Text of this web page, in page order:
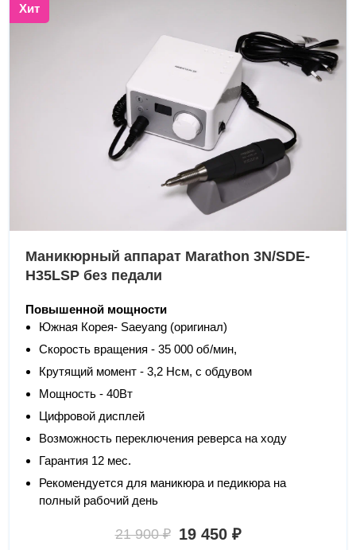
Хит
Маникюрный аппарат Marathon 3N/SDE-
H35LSP без педали
Повышенной мощности
Южная Корея- Saeyang (оригинал)
Скорость вращения - 35 000 об/мин,
Крутящий момент - 3,2 Нсм, с обдувом
Мощность - 40Вт
Цифровой дисплей
Возможность переключения реверса на ходу
Гарантия 12 мес.
Рекомендуется для маникюра и педикюра на
полный рабочий день
21 900 ₽ 19 450 ₽